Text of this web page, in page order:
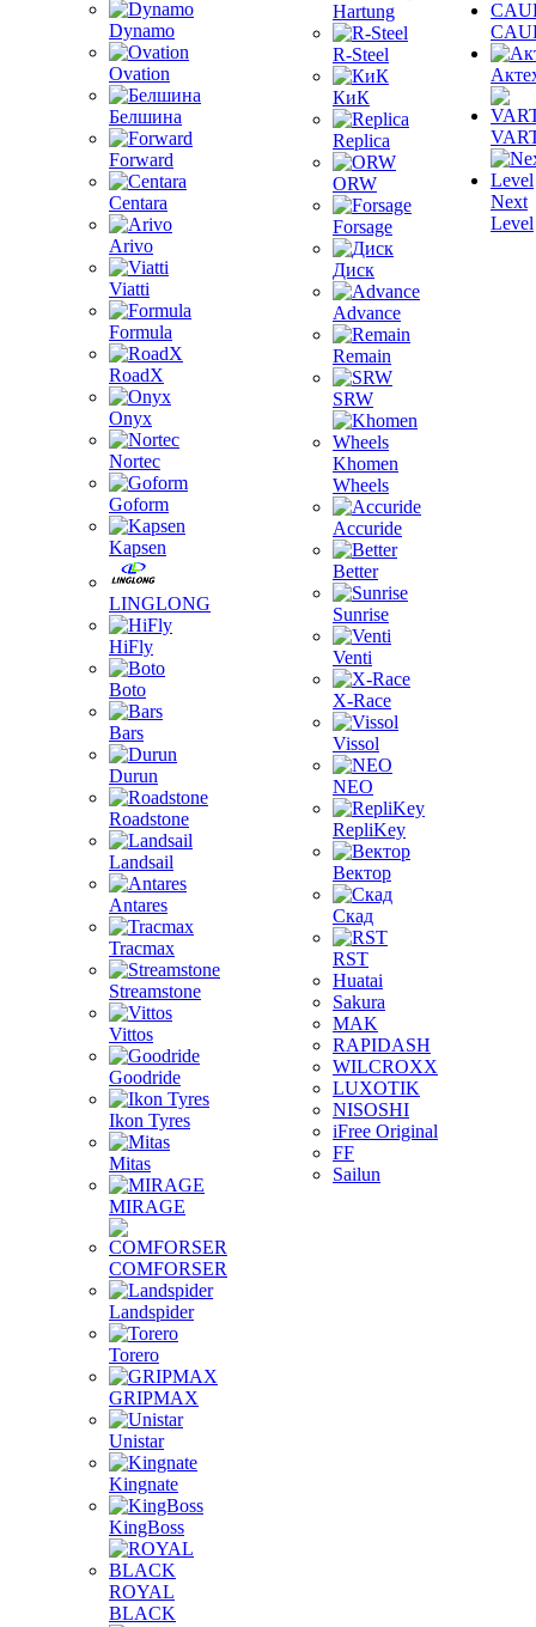
Dynamo
Ovation
Белшина
Forward
Centara
Arivo
Viatti
Formula
RoadX
Onyx
Nortec
Goform
Kapsen
LINGLONG
HiFly
Boto
Bars
Durun
Roadstone
Landsail
Antares
Tracmax
Streamstone
Vittos
Goodride
Ikon Tyres
Mitas
MIRAGE
COMFORSER
Landspider
Torero
GRIPMAX
Unistar
Kingnate
KingBoss
ROYAL
BLACK
Hartung
R-Steel
КиК
Replica
ORW
Forsage
Диск
Advance
Remain
SRW
Khomen
Wheels
Accuride
Better
Sunrise
Venti
X-Race
Vissol
NEO
RepliKey
Вектор
Скад
RST
Huatai
Sakura
MAK
RAPIDASH
WILCROXX
LUXOTIK
NISOSHI
iFree Original
FF
Sailun
Next
Level